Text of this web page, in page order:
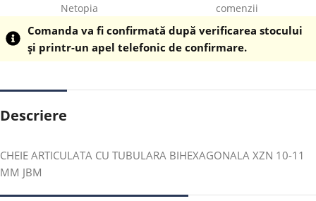
Netopia
comenzii
Comanda va fi confirmată după verificarea stocului
și printr-un apel telefonic de confirmare.
Descriere
CHEIE ARTICULATA CU TUBULARA BIHEXAGONALA XZN 10-11
MM JBM